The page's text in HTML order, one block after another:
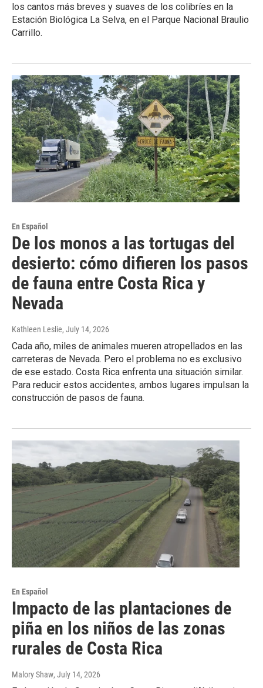
los cantos más breves y suaves de los colibríes en la
Estación Biológica La Selva, en el Parque Nacional Braulio
Carrillo.
En Español
De los monos a las tortugas del
desierto: cómo difieren los pasos
de fauna entre Costa Rica y
Nevada
Kathleen Leslie, July 14, 2026
Cada año, miles de animales mueren atropellados en las
carreteras de Nevada. Pero el problema no es exclusivo
de ese estado. Costa Rica enfrenta una situación similar.
Para reducir estos accidentes, ambos lugares impulsan la
construcción de pasos de fauna.
En Español
Impacto de las plantaciones de
piña en los niños de las zonas
rurales de Costa Rica
Malory Shaw, July 14, 2026